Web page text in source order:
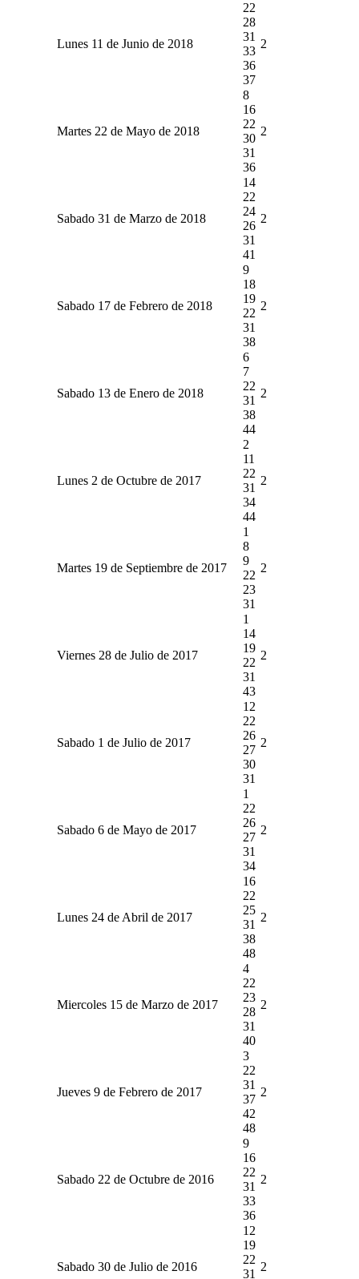
Lunes 11 de Junio de 2018
22
28
31
33
36
37
2
Martes 22 de Mayo de 2018
8
16
22
30
31
36
2
Sabado 31 de Marzo de 2018
14
22
24
26
31
41
2
Sabado 17 de Febrero de 2018
9
18
19
22
31
38
2
Sabado 13 de Enero de 2018
6
7
22
31
38
44
2
Lunes 2 de Octubre de 2017
2
11
22
31
34
44
2
Martes 19 de Septiembre de 2017
1
8
9
22
23
31
2
Viernes 28 de Julio de 2017
1
14
19
22
31
43
2
Sabado 1 de Julio de 2017
12
22
26
27
30
31
2
Sabado 6 de Mayo de 2017
1
22
26
27
31
34
2
Lunes 24 de Abril de 2017
16
22
25
31
38
48
2
Miercoles 15 de Marzo de 2017
4
22
23
28
31
40
2
Jueves 9 de Febrero de 2017
3
22
31
37
42
48
2
Sabado 22 de Octubre de 2016
9
16
22
31
33
36
2
Sabado 30 de Julio de 2016
12
19
22
31
2